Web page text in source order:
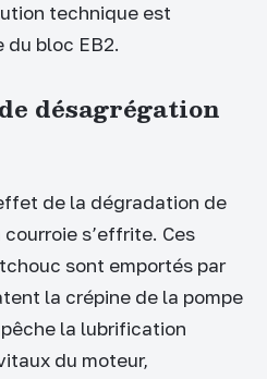
technique est
bloc EB2.
désagrégation
de la dégradation de
s’effrite. Ces
sont emportés par
la crépine de la pompe
la lubrification
du moteur,